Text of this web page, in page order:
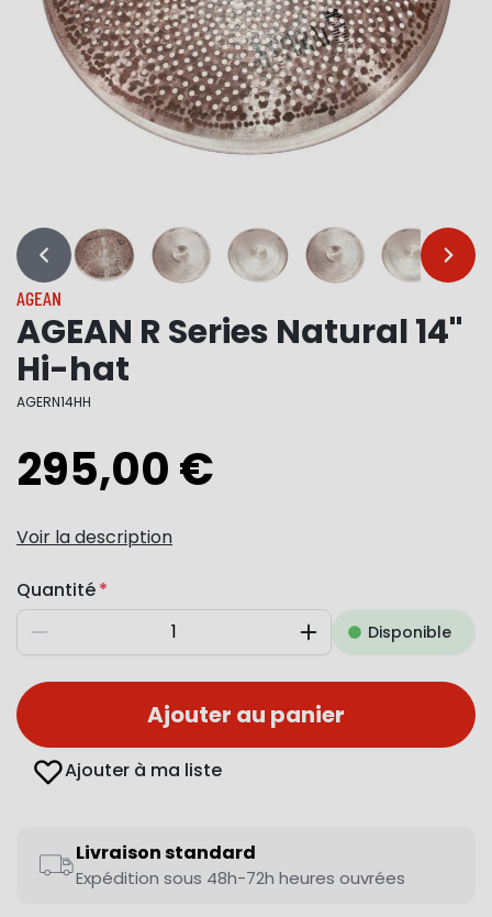
… …
AGEAN
AGEAN R Series Natural 14"
Hi-hat
AGERN14HH
295,00 €
Voir la description
Quantité
Diminuer AugmenterDisponible
Ajouter au panier
Ajouter à ma liste
Livraison standard
Expédition sous 48h-72h heures ouvrées